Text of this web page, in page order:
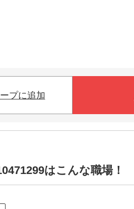
プに追加
はこんな職場！